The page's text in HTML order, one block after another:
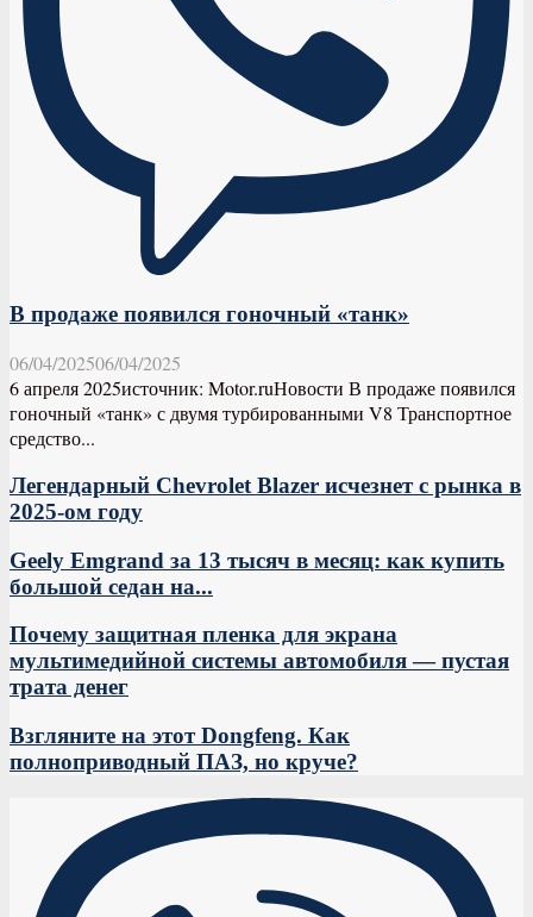
В продаже появился гоночный «танк»
06/04/202506/04/2025
6 апреля 2025источник: Motor.ruНовости В продаже появился
гоночный «танк» с двумя турбированными V8 Транспортное
средство...
Легендарный Chevrolet Blazer исчезнет с рынка в
2025-ом году
Geely Emgrand за 13 тысяч в месяц: как купить
большой седан на...
Почему защитная пленка для экрана
мультимедийной системы автомобиля — пустая
трата денег
Взгляните на этот Dongfeng. Как
полноприводный ПАЗ, но круче?